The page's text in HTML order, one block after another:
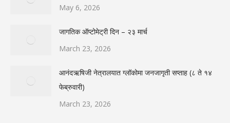
May 6, 2026
जागतिक ऑप्टोमेट्री दिन – २३ मार्च
March 23, 2026
आनंदऋषिजी नेत्रालयात ग्लॉकोमा जनजागृती सप्ताह (८ ते १४
फेब्रुवारी)
March 23, 2026